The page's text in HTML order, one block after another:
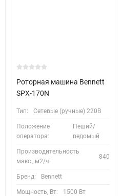
Роторная машина Bennett
SPX-170N
Тип: Сетевые (ручные) 220В
Положение
оператора:
Пеший/
ведомый
Производительность
макс., м2/ч:
840
Бренд: Bennett
Мощность, Вт: 1500 Вт